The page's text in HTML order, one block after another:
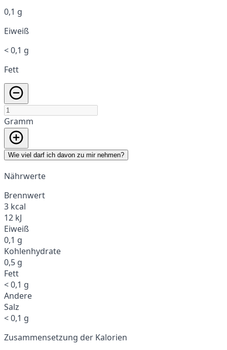
0,1 g
Eiweiß
< 0,1 g
Fett
Gramm
Wie viel darf ich davon zu mir nehmen?
Nährwerte
Brennwert
3 kcal
12 kJ
Eiweiß
0,1 g
Kohlenhydrate
0,5 g
Fett
< 0,1 g
Andere
Salz
< 0,1 g
Zusammensetzung der Kalorien